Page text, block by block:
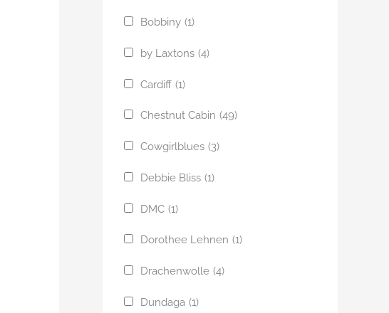
Bobbiny (1)
by Laxtons (4)
Cardiff (1)
Chestnut Cabin (49)
Cowgirlblues (3)
Debbie Bliss (1)
DMC (1)
Dorothee Lehnen (1)
Drachenwolle (4)
Dundaga (1)